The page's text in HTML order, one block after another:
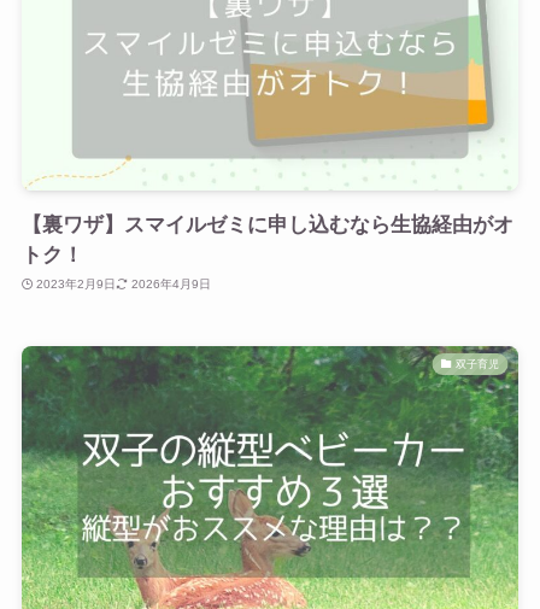
【裏ワザ】スマイルゼミに申し込むなら生協経由がオ
トク！
2023年2月9日 2026年4月9日
双子育児